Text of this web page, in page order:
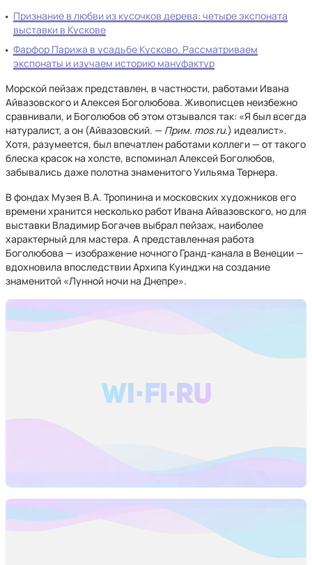
Признание в любви из кусочков дерева: четыре экспоната
выставки в Кускове
Фарфор Парижа в усадьбе Кусково. Рассматриваем
экспонаты и изучаем историю мануфактур
Морской пейзаж представлен, в частности, работами Ивана
Айвазовского и Алексея Боголюбова. Живописцев неизбежно
сравнивали, и Боголюбов об этом отзывался так: «Я был всегда
натуралист, а он (Айвазовский. — Прим. mos.ru.) идеалист».
Хотя, разумеется, был впечатлен работами коллеги — от такого
блеска красок на холсте, вспоминал Алексей Боголюбов,
забывались даже полотна знаменитого Уильяма Тернера.
В фондах Музея В.А. Тропинина и московских художников его
времени хранится несколько работ Ивана Айвазовского, но для
выставки Владимир Богачев выбрал пейзаж, наиболее
характерный для мастера. А представленная работа
Боголюбова — изображение ночного Гранд-канала в Венеции —
вдохновила впоследствии Архипа Куинджи на создание
знаменитой «Лунной ночи на Днепре».